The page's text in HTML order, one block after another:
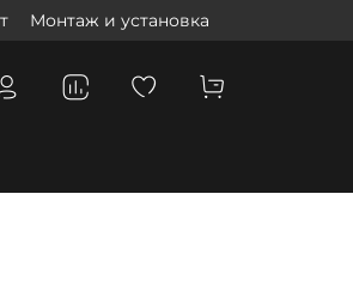
Монтаж и установка